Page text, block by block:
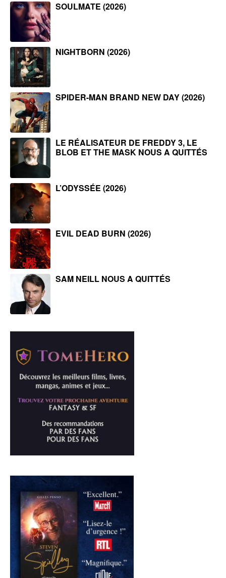
SOULMATE (2026)
NIGHTBORN (2026)
SPIDER-MAN BRAND NEW DAY (2026)
LE RÉALISATEUR DE FREDDY 3, LE
BLOB ET THE MASK NOUS A QUITTÉS
L’ODYSSÉE (2026)
EVIL DEAD BURN (2026)
SAM NEILL NOUS A QUITTÉS